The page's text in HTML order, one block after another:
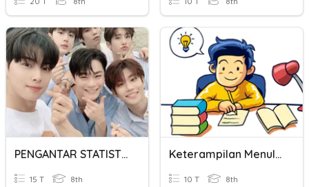
PENGANTAR STATISTIKA
15 T 8th
Keterampilan Menulis 2
10 T 8th